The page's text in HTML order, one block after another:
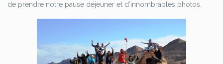
de prendre notre pause déjeuner et d’innombrables photos.